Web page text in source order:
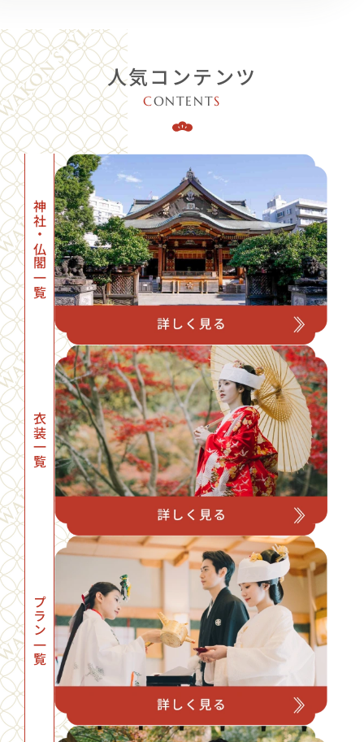
人気コンテンツ
CONTENTS
神社・仏閣一覧
衣装一覧
プラン一覧